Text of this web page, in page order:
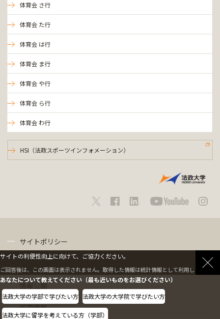
体育会 さ行
体育会 た行
体育会 は行
体育会 ま行
体育会 や行
体育会 ら行
体育会 わ行
HSI（法政スポーツインフォメーション）
サイトポリシー
情報公開
採用情報
サイトの利便性向上に向けて、ご協力ください。
ご回答後は、この画面は表示されません。取得した情報は統計情報として利用します。
あなたについて教えてください（最も近いものをお選びください）
法政大学の学部で学びたい方 法政大学の大学院で学びたい方
法政大学に留学を考えている方（学部）